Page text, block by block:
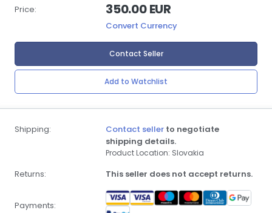
Price: 350.00 EUR
Convert Currency
Contact Seller
Add to Watchlist
Shipping: Contact seller to negotiate
shipping details.
Product Location: Slovakia
Returns: This seller does not accept returns.
Payments: